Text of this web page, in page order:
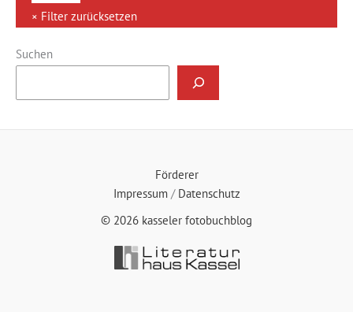
Suchen
Förderer
Impressum/ Datenschutz
© 2026 kasseler fotobuchblog